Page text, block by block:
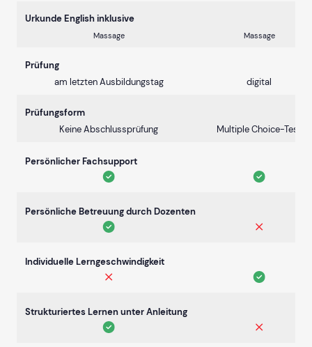
Urkunde English inklusive
Massage Massage
Prüfung
am letzten Ausbildungstag
digital
Prüfungsform
Keine Abschlussprüfung
Multiple Choice-Test
Persönlicher Fachsupport
Persönliche Betreuung durch Dozenten
Individuelle Lerngeschwindigkeit
Strukturiertes Lernen unter Anleitung